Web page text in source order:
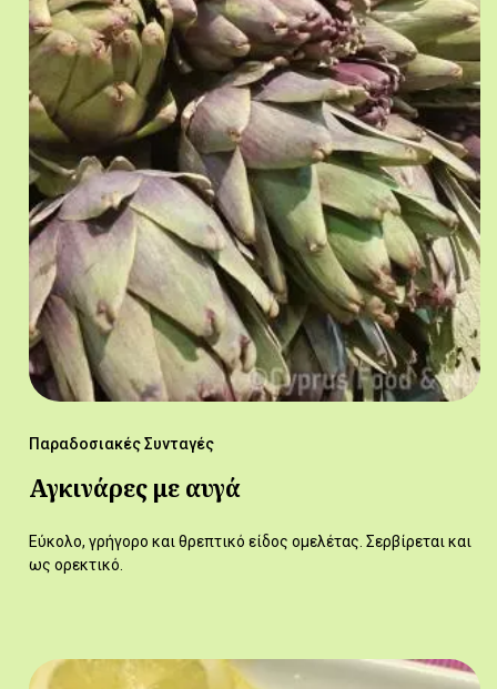
Παραδοσιακές Συνταγές
Αγκινάρες με αυγά
Εύκολο, γρήγορο και θρεπτικό είδος ομελέτας. Σερβίρεται και
ως ορεκτικό.